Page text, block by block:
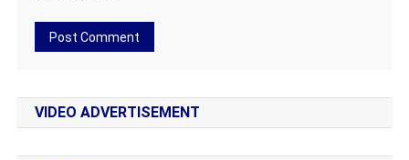
VIDEO ADVERTISEMENT